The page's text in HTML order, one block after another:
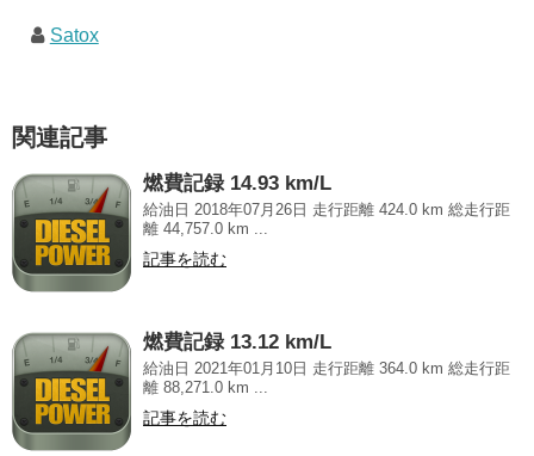
Satox
関連記事
燃費記録 14.93 km/L
給油日 2018年07月26日 走行距離 424.0 km 総走行距
離 44,757.0 km ...
記事を読む
燃費記録 13.12 km/L
給油日 2021年01月10日 走行距離 364.0 km 総走行距
離 88,271.0 km ...
記事を読む